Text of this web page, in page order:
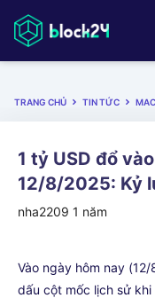
TRANG CHỦ TIN TỨC
1 tỷ USD đổ
12/8/2025: Kỷ
nha2209 1 năm
Vào ngày hôm nay
dấu cột mốc lịch sử